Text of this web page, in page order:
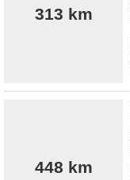
313 km
448 km